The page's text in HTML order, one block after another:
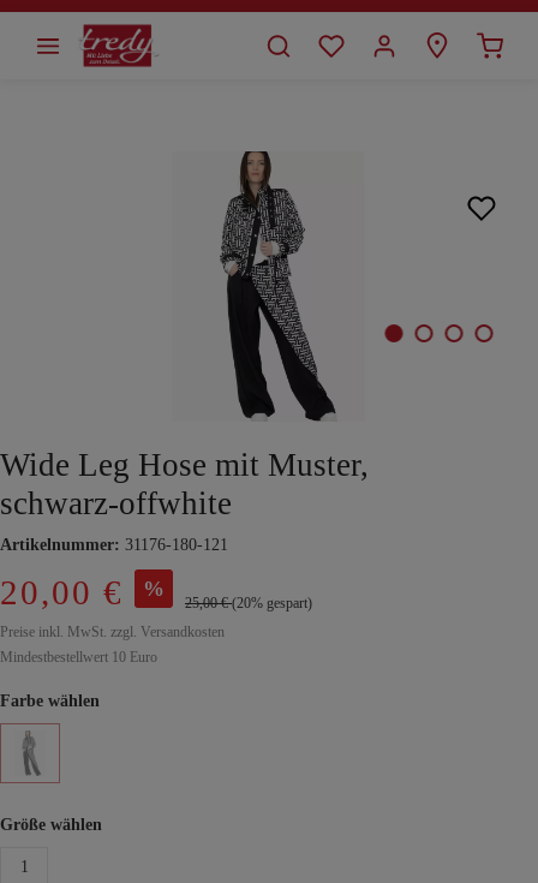
springen
Wide Leg Hose mit Muster,
schwarz-offwhite
Artikelnummer: 31176-180-121
20,00 € %
25,00 €(20% gespart)
Preise inkl. MwSt. zzgl. Versandkosten
Mindestbestellwert 10 Euro
Farbe wählen
Größe wählen
1